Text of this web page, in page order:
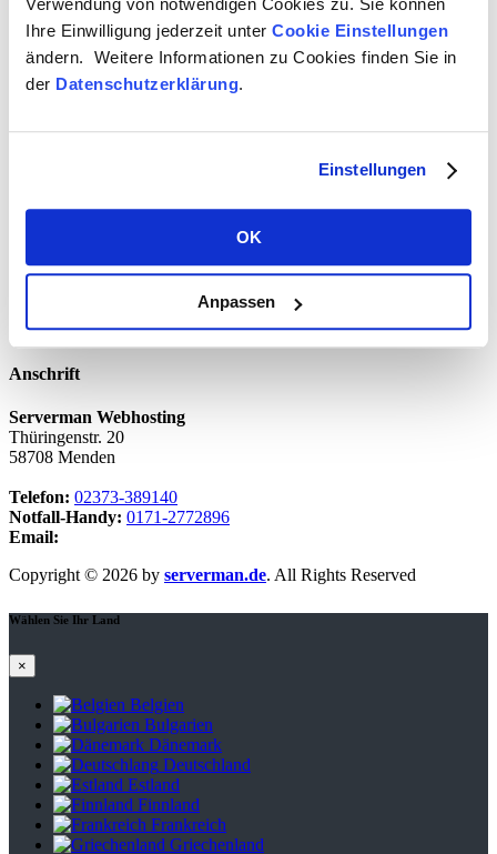
Ihre Einwilligung jederzeit unter Cookie Einstellungen
ändern. Weitere Informationen zu Cookies finden Sie in
der Datenschutzerklärung.
Einstellungen
OK
Anpassen
Cookie Einstellungen
Kontaktformular
Widerrufsformular
Anschrift
Serverman Webhosting
Thüringenstr. 20
58708 Menden
Telefon: 02373-389140
Notfall-Handy: 0171-2772896
Email:
Copyright © 2026 by serverman.de. All Rights Reserved
Wählen Sie Ihr Land
×
Belgien
Bulgarien
Dänemark
Deutschland
Estland
Finnland
Frankreich
Griechenland